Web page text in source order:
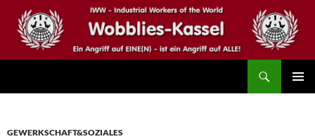
Inhalt
springen
GEWERKSCHAFT&SOZIALES